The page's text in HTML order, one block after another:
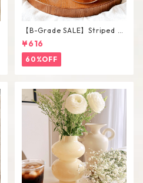
【B-Grade SALE】Striped Sh
ort Glass / M
¥616
60%OFF